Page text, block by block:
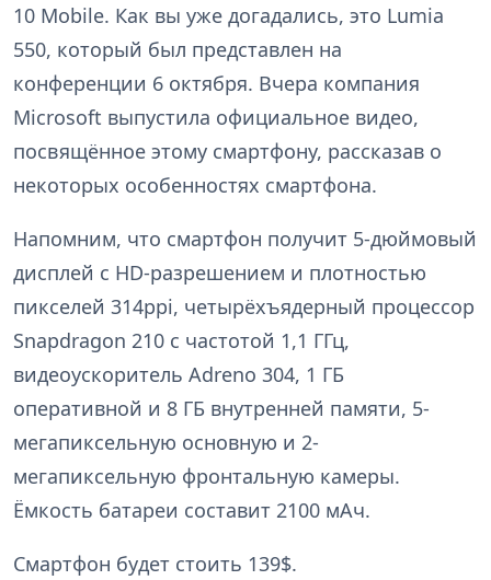
10 Mobile. Как вы уже догадались, это Lumia
550, который был представлен на
конференции 6 октября. Вчера компания
Microsoft выпустила официальное видео,
посвящённое этому смартфону, рассказав о
некоторых особенностях смартфона.
Напомним, что смартфон получит 5-дюймовый
дисплей с HD-разрешением и плотностью
пикселей 314ppi, четырёхъядерный процессор
Snapdragon 210 с частотой 1,1 ГГц,
видеоускоритель Adreno 304, 1 ГБ
оперативной и 8 ГБ внутренней памяти, 5-
мегапиксельную основную и 2-
мегапиксельную фронтальную камеры.
Ёмкость батареи составит 2100 мАч.
Смартфон будет стоить 139$.